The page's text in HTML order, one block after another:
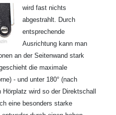
wird fast nichts
abgestrahlt. Durch
entsprechende
Ausrichtung kann man
an der Seitenwand stark
die maximale
- und unter 180° (nach
wird so der Direktschall
eine besonders starke